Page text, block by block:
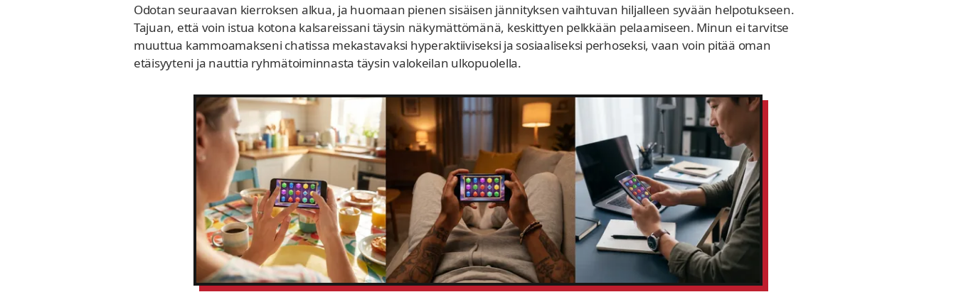
Odotan seuraavan kierroksen alkua, ja huomaan pienen sisäisen jännityksen vaihtuvan hiljalleen syvään helpotukseen.
Tajuan, että voin istua kotona kalsareissani täysin näkymättömänä, keskittyen pelkkään pelaamiseen. Minun ei tarvitse
muuttua kammoamakseni chatissa mekastavaksi hyperaktiiviseksi ja sosiaaliseksi perhoseksi, vaan voin pitää oman
etäisyyteni ja nauttia ryhmätoiminnasta täysin valokeilan ulkopuolella.